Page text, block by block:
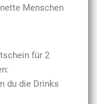
Menschen
für 2
du die Drinks